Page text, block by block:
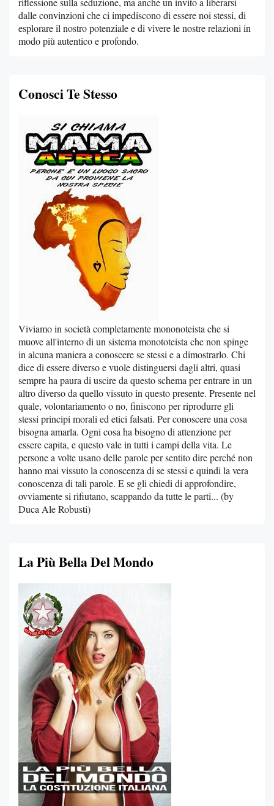
dalle convinzioni che ci impediscono di essere noi stessi, di
esplorare il nostro potenziale e di vivere le nostre relazioni in
modo più autentico e profondo.
Conosci Te Stesso
Viviamo in società completamente mononoteista che si
muove all'interno di un sistema monototeista che non spinge
in alcuna maniera a conoscere se stessi e a dimostrarlo. Chi
dice di essere diverso e vuole distinguersi dagli altri, quasi
sempre ha paura di uscire da questo schema per entrare in un
altro diverso da quello vissuto in questo presente. Presente nel
quale, volontariamento o no, finiscono per riprodurre gli
stessi principi morali ed etici falsati. Per conoscere una cosa
bisogna amarla. Ogni cosa ha bisogno di attenzione per
essere capita, e questo vale in tutti i campi della vita. Le
persone a volte usano delle parole per sentito dire perché non
hanno mai vissuto la conoscenza di se stessi e quindi la vera
conoscenza di tali parole. E se gli chiedi di approfondire,
ovviamente si rifiutano, scappando da tutte le parti... (by
Duca Ale Robusti)
La Più Bella Del Mondo